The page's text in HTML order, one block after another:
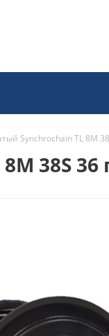
Synchrochain TL 8M
38S 36